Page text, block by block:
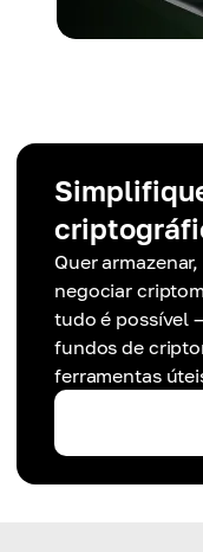
Quer
negociar
tudo é possível
fundos de
ferramentas